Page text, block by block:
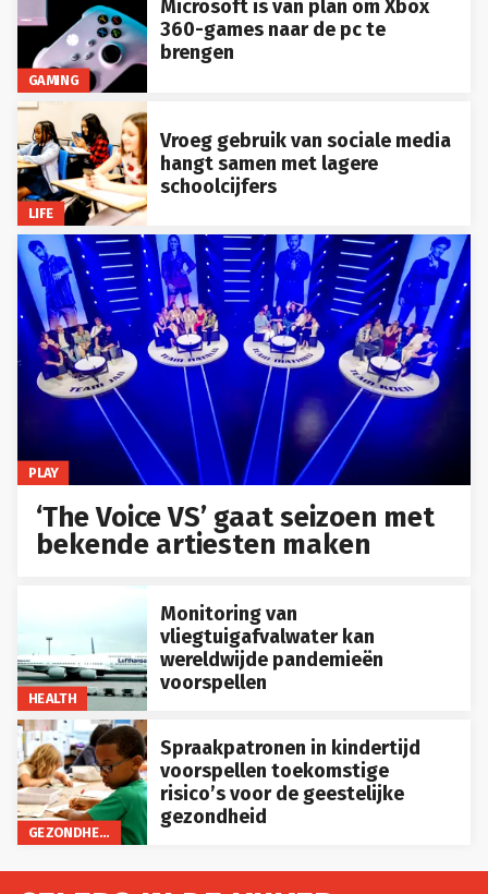
GAMING
Microsoft is van plan om Xbox
360-games naar de pc te
brengen
LIFE
Vroeg gebruik van sociale media
hangt samen met lagere
schoolcijfers
PLAY
‘The Voice VS’ gaat seizoen met
bekende artiesten maken
HEALTH
Monitoring van
vliegtuigafvalwater kan
wereldwijde pandemieën
voorspellen
GEZONDHEID
Spraakpatronen in kindertijd
voorspellen toekomstige
risico’s voor de geestelijke
gezondheid